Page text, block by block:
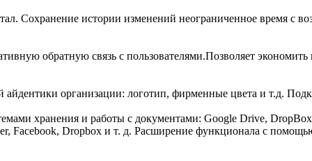
Сохранение истории изменений неограниченное время с
обратную связь с пользователями.Позволяет
айдентики организации: логотип, фирменные цвета и т.д.
хранения и работы с документами: Google Drive,
Facebook, Dropbox и т. д. Расширение функционала с